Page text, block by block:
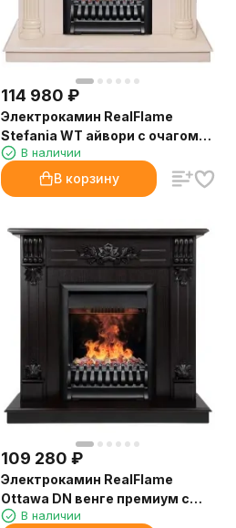
114 980 ₽
Электрокамин RealFlame
Stefania WT айвори с очагом
3D Oregan
В наличии
В корзину
109 280 ₽
Электрокамин RealFlame
Ottawa DN венге премиум с
очагом 3D Oregan
В наличии